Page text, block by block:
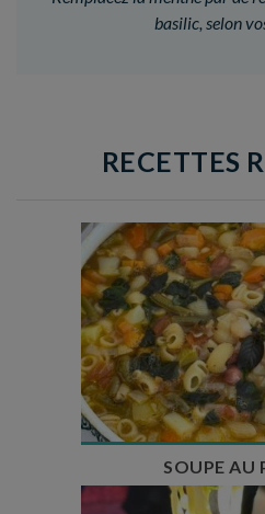
basilic, selon
RECETTES
Temps de
Temps de
Nombre de
SOUPE AU